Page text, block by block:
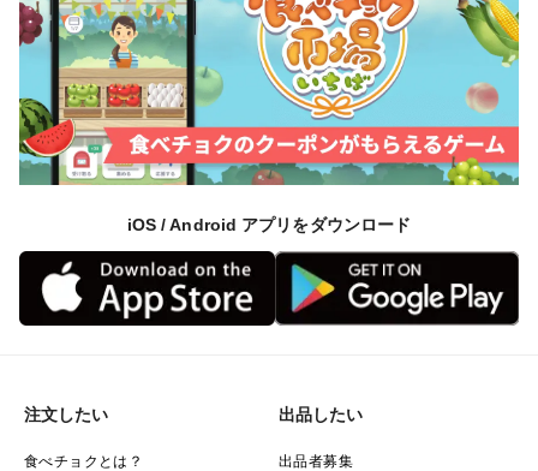
iOS / Android アプリをダウンロード
注文したい
食べチョクとは？
出品したい
出品者募集